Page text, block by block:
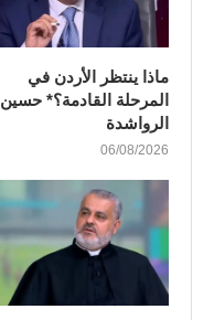
ماذا ينتظر الأردن في
المرحلة القادمة؟* حسين
الرواشدة
06/08/2026